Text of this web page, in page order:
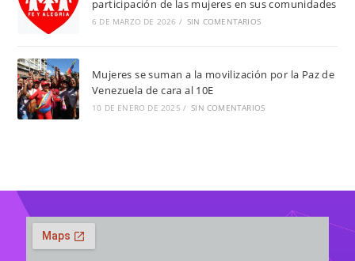
participación de las mujeres en sus comunidades
6 DE MARZO DE 2026 / SIN COMENTARIOS
Mujeres se suman a la movilización por la Paz de
Venezuela de cara al 10E
10 DE ENERO DE 2025 / SIN COMENTARIOS